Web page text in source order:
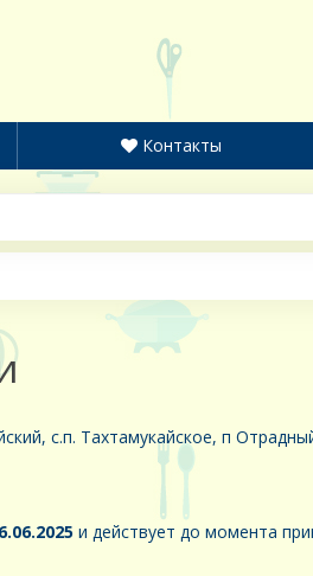
Контакты
с.п. Тахтамукайское, п
и действует до момента